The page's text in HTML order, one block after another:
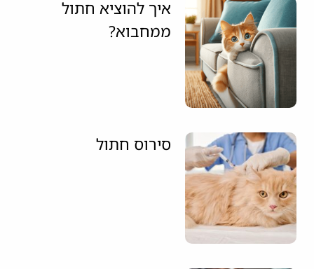
איך להוציא חתול
ממחבוא?
סירוס חתול